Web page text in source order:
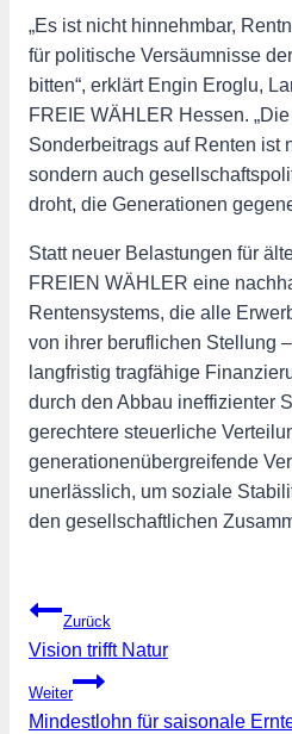
„Es ist nicht hinnehmbar,
für politische Versäumnisse
bitten“, erklärt Engin Eroglu,
FREIE WÄHLER Hessen.
Sonderbeitrags auf Renten ist
sondern auch
droht, die Generationen
Statt neuer Belastungen für
FREIEN WÄHLER eine
Rentensystems, die alle
von ihrer beruflichen Stellung
langfristig tragfähige
durch den Abbau ineffizienter
gerechtere steuerliche
generationenübergreifende
unerlässlich, um soziale
den gesellschaftlichen
Beitragsnavigation
Zurück
Vision trifft Natur
Weiter
Mindestlohn für saisonale